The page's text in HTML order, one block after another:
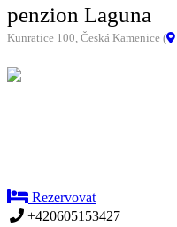
penzion Laguna
Kunratice 100, Česká Kamenice (
Rezervovat
+420605153427